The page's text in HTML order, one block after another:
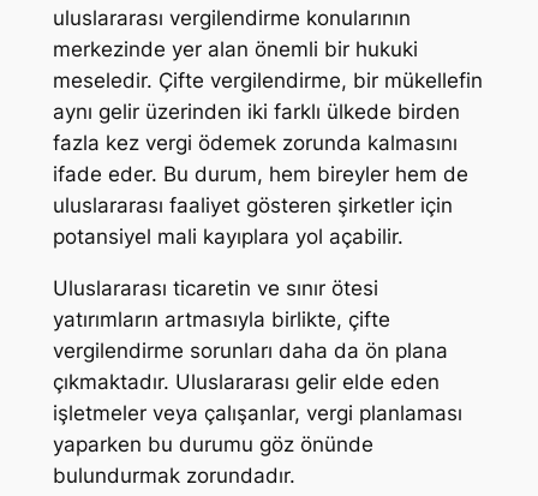
uluslararası vergilendirme konularının
merkezinde yer alan önemli bir hukuki
meseledir. Çifte vergilendirme, bir mükellefin
aynı gelir üzerinden iki farklı ülkede birden
fazla kez vergi ödemek zorunda kalmasını
ifade eder. Bu durum, hem bireyler hem de
uluslararası faaliyet gösteren şirketler için
potansiyel mali kayıplara yol açabilir.
Uluslararası ticaretin ve sınır ötesi
yatırımların artmasıyla birlikte, çifte
vergilendirme sorunları daha da ön plana
çıkmaktadır. Uluslararası gelir elde eden
işletmeler veya çalışanlar, vergi planlaması
yaparken bu durumu göz önünde
bulundurmak zorundadır.